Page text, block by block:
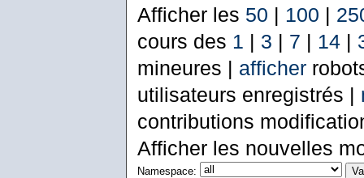
Afficher les 50 | 100 |
cours des 1 | 3 | 7 | 14|
mineures | afficher
utilisateurs enregistrés |
contributions
Afficher les nouvelles
Namespace: